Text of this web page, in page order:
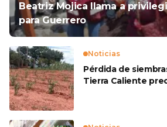
Beatriz Mojica llama a
para Guerrero
Noticias
Pérdida de
Tierra Caliente